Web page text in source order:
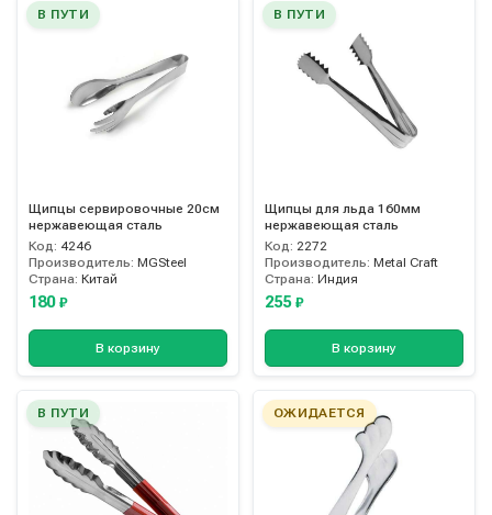
В ПУТИ
Щипцы сервировочные 20см
нержавеющая сталь
Код: 4246
Производитель: MGSteel
Страна: Китай
180 ₽
В корзину
В ПУТИ
Щипцы для льда 160мм
нержавеющая сталь
Код: 2272
Производитель: Metal Craft
Страна: Индия
255 ₽
В корзину
В ПУТИ ОЖИДАЕТСЯ